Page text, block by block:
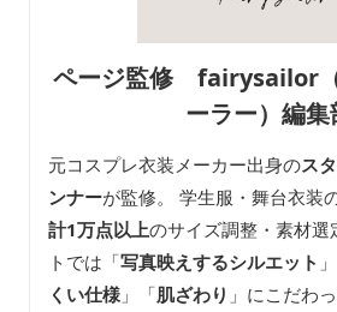
ページ監修 fairysailor
ーラー）編集
元コスプレ衣装メーカー出身のス
ンナーが監修。 学生服・舞台衣装
計1万点以上のサイズ調整・素材選
トでは「写真映えするシルエット
くい仕様 」「肌ざわり 」にこだわ